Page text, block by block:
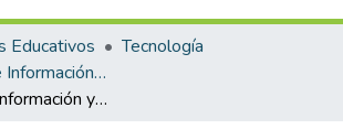
Educativos
Tecnología
Tecnologías de Información (TI)
El acceso a la información y a servicios como derechos garantizables desde la diversidad